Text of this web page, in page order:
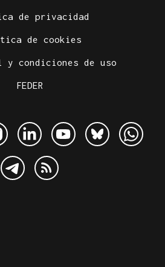
de privacidad
de cookies
y condiciones de uso
FEDER